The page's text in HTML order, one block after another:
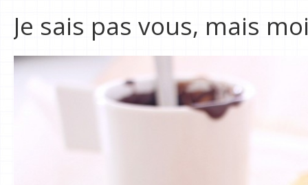
Je sais pas vous, mais